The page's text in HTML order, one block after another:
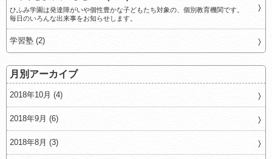
ひふみ学園は発達障がいや個性豊かな子どもたち対象の、個別教育機関です。
毎日のいろんな出来事をお知らせします。
学習塾 (2)
月別アーカイブ
2018年10月 (4)
2018年9月 (6)
2018年8月 (3)